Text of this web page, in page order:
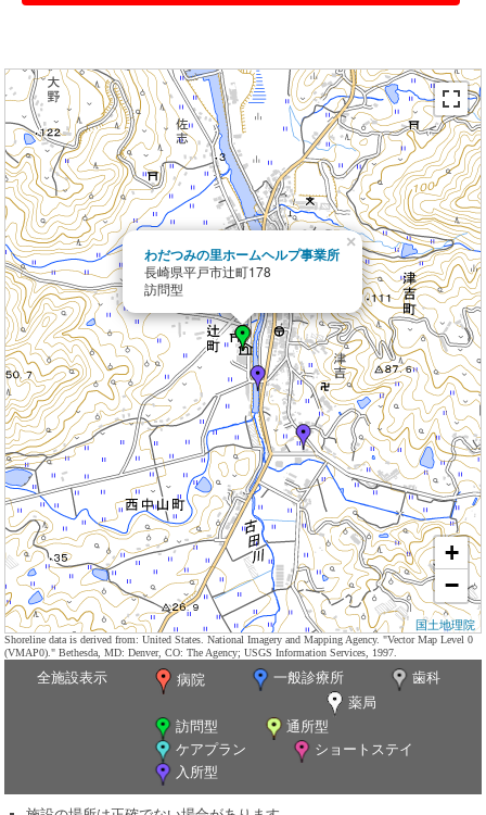
わだつみの里ホームヘルプ事業所
長崎県平戸市辻町178
訪問型
×
+
−
国土地理院
Shoreline data is derived from: United States. National Imagery and Mapping Agency. "Vector Map Level 0
(VMAP0)." Bethesda, MD: Denver, CO: The Agency; USGS Information Services, 1997.
全施設表示 病院 一般診療所
歯科
薬局
訪問型
通所型
ケアプラン
ショートステイ
入所型